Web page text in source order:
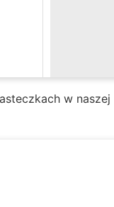
w naszej